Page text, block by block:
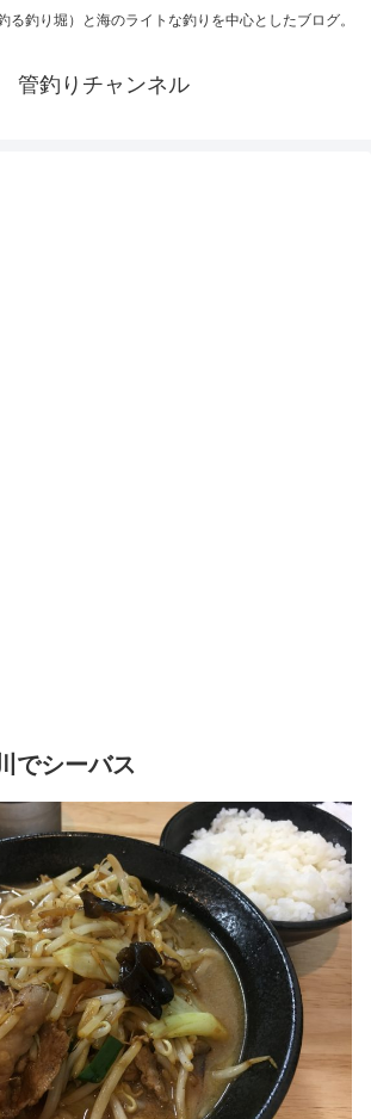
る釣り堀）と海のライトな釣りを中心としたブログ。
管釣りチャンネル
でシーバス